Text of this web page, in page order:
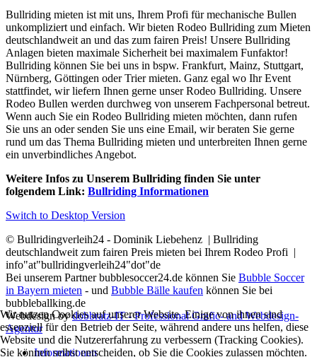
Bullriding mieten ist mit uns, Ihrem Profi für mechanische Bullen
unkompliziert und einfach. Wir bieten Rodeo Bullriding zum Mieten
deutschlandweit an und das zum fairen Preis! Unsere Bullriding
Anlagen bieten maximale Sicherheit bei maximalem Funfaktor!
Bullriding können Sie bei uns in bspw. Frankfurt, Mainz, Stuttgart,
Nürnberg, Göttingen oder Trier mieten. Ganz egal wo Ihr Event
stattfindet, wir liefern Ihnen gerne unser Rodeo Bullriding. Unsere
Rodeo Bullen werden durchweg von unserem Fachpersonal betreut.
Wenn auch Sie ein Rodeo Bullriding mieten möchten, dann rufen
Sie uns an oder senden Sie uns eine Email, wir beraten Sie gerne
rund um das Thema Bullriding mieten und unterbreiten Ihnen gerne
ein unverbindliches Angebot.
Weitere Infos zu Unserem Bullriding finden Sie unter
folgendem Link: Bullriding Informationen
Switch to Desktop Version
© Bullridingverleih24 - Dominik Liebehenz | Bullriding
deutschlandweit zum fairen Preis mieten bei Ihrem Rodeo Profi |
info"at"bullridingverleih24"dot"de
Bei unserem Partner bubblesoccer24.de können Sie Bubble Soccer
in Bayern mieten - und Bubble Bälle kaufen können Sie bei
bubbleballking.de
Webdesign bydobbratz-IT - Professional Grafic- and Webdesign-
Agentur
Informationen
Wir nutzen Cookies auf unserer Website. Einige von ihnen sind
essenziell für den Betrieb der Seite, während andere uns helfen, diese
Website und die Nutzererfahrung zu verbessern (Tracking Cookies).
Sie können selbst entscheiden, ob Sie die Cookies zulassen möchten.